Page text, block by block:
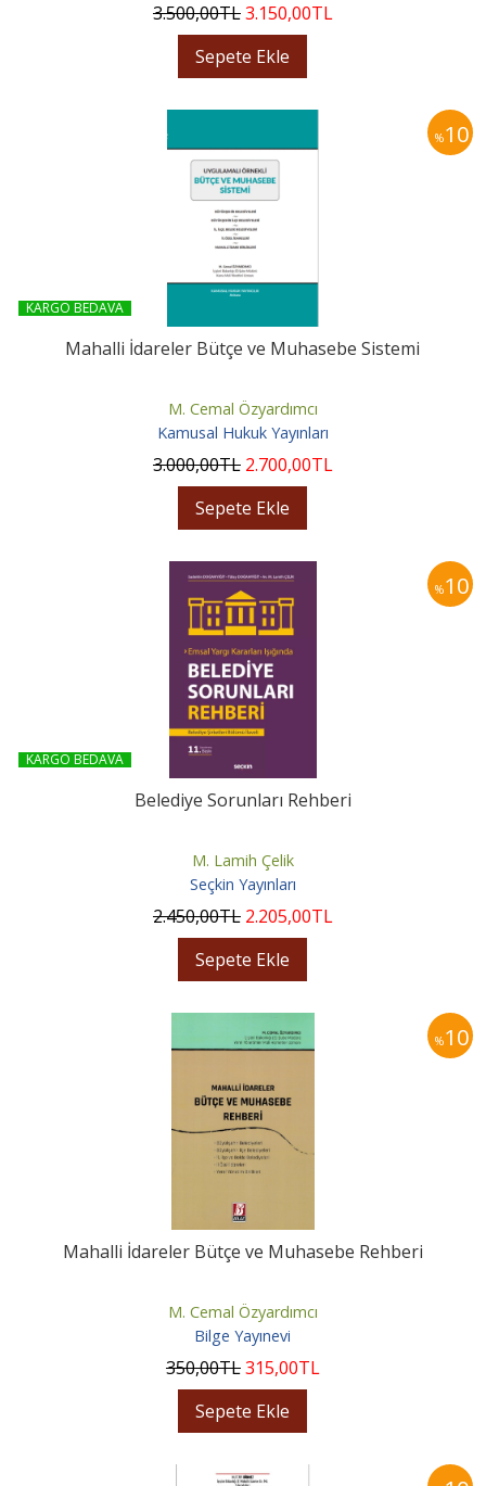
3.500,00TL3.150,00TL
Sepete Ekle
%10
KARGO BEDAVA
Mahalli İdareler Bütçe ve Muhasebe Sistemi
M. Cemal Özyardımcı
Kamusal Hukuk Yayınları
3.000,00TL 2.700,00TL
Sepete Ekle
%10
KARGO BEDAVA
Belediye Sorunları Rehberi
M. Lamih Çelik
Seçkin Yayınları
2.450,00TL 2.205,00TL
Sepete Ekle
%10
Mahalli İdareler Bütçe ve Muhasebe Rehberi
M. Cemal Özyardımcı
Bilge Yayınevi
350,00TL315,00TL
Sepete Ekle